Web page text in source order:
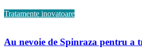
Tratamente inovatoare
Au nevoie de Spinraza pentru a